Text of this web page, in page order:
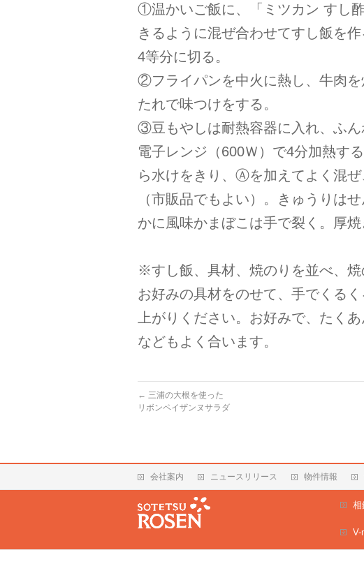
①温かいご飯に、「ミツカン すし
きるように混ぜ合わせてすし飯を
4等分に切る。
②フライパンを中火に熱し、牛肉を
たれで味つけをする。
③豆もやしは耐熱容器に入れ、ふん
電子レンジ（600Ｗ）で4分加熱す
ら水けをきり、Ⓐを加えてよく混ぜ
（市販品でもよい）。きゅうりは
かに風味かまぼこは手で裂く。厚焼
※すし飯、具材、焼のりを並べ、焼
お好みの具材をのせて、手でくる
上がりください。お好みで、たく
などもよく合います。
← 三浦の大根を使った
リボンペイザンヌサラダ
会社案内 ニュースリリース 物件情報
相
V-